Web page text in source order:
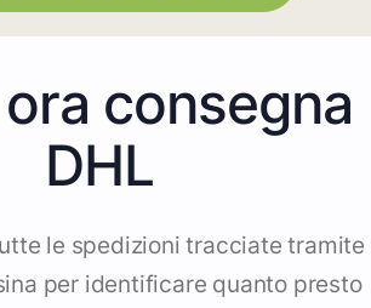
consegna
DHL
le spedizioni tracciate tramite
per identificare quanto presto